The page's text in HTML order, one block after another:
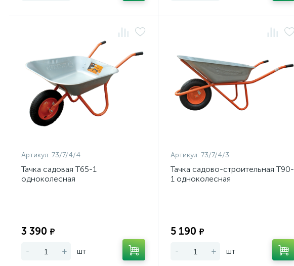
Артикул: 73/7/4/4
Тачка садовая Т65-1
одноколесная
3 390 ₽
- + шт
Артикул: 73/7/4/3
Тачка садово-строительная Т90-
1 одноколесная
5 190 ₽
- + шт